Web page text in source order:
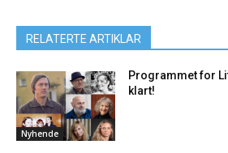
RELATERTE ARTIKLAR
Nyhende
Programmet for
klart!